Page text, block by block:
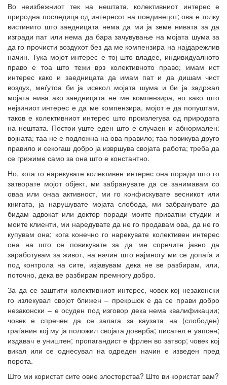
Во неизбежниот тек на нештата, колективниот интерес е
природна последица од интересот на поединецот; ова е толку
вистинито што заедницата нема да ми ја земе нивата за да
изгради пат или нема да бара зачувување на мојата шума за
да го прочисти воздухот без да ме компензира на најдарежлив
начин. Тука мојот интерес е тој што владее, индивидуалното
право е тоа што тежи врз колективното право; имам ист
интерес како и заедницата да имам пат и да дишам чист
воздух, меѓутоа би ја исекол мојата шума и би ја задржал
мојата нива ако заедницата не ме компензира, но како што
нејзиниот интерес е да ме компензира, мојот е да попуштам,
таков е колективниот интерес што произлегува од природата
на нештата. Постои уште еден што е случаен и абнормален:
војната; таа не е подложна на ова правило; таа повикува друго
правило и секогаш добро ја извршува својата работа; треба да
се грижиме само за она што е константно.
Но, кога го нарекувате колективен интерес она поради што го
затворате мојот објект, ми забранувате да се занимавам со
оваа или онаа активност, ми го конфискувате весникот или
книгата, ја нарушувате мојата слобода, ми забранувате да
бидам адвокат или доктор поради моите приватни студии и
моите клиенти, ми наредувате да не го продавам ова, да не го
купувам она; кога конечно го нарекувате колективен интерес
она на што се повикувате за да ме спречите јавно да
заработувам за живот, на начин што најмногу ми се допаѓа и
под контрола на сите, изјавувам дека не ве разбирам, или,
поточно, дека ве разбирам премногу добро.
За да се заштити колективниот интерес, човек кој незаконски
го излекувал својот ближен – прекршок е да се прави добро
незаконски – е осуден под изговор дека нема квалификации;
човек е спречен да се залага за каузата на (слободен)
граѓанин кој му ја положил својата доверба; писател е уапсен;
издавач е уништен; пропагандист е фрлен во затвор; човек кој
викал или се однесувал на одреден начин е изведен пред
порота.
Што ми користат сите овие злосторства? Што ви користат вам?